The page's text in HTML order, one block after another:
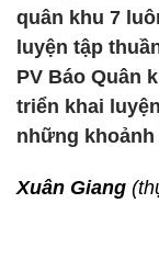
quân khu 7
luyện tập
PV Báo Quân
triển khai
những
Xuân Giang